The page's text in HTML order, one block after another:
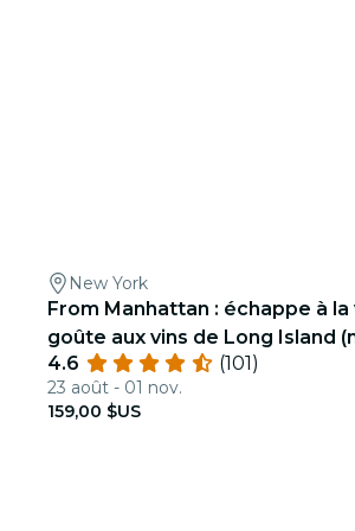
New York
From Manhattan : échappe à
goûte aux vins de Long Island
Yelp!)
4.6 (101)
23 août - 01 nov.
159,00 $US